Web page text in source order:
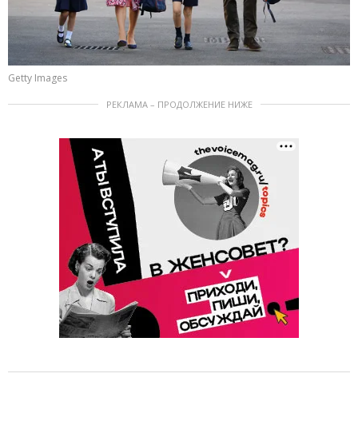
Getty Images
РЕКЛАМА – ПРОДОЛЖЕНИЕ НИЖЕ